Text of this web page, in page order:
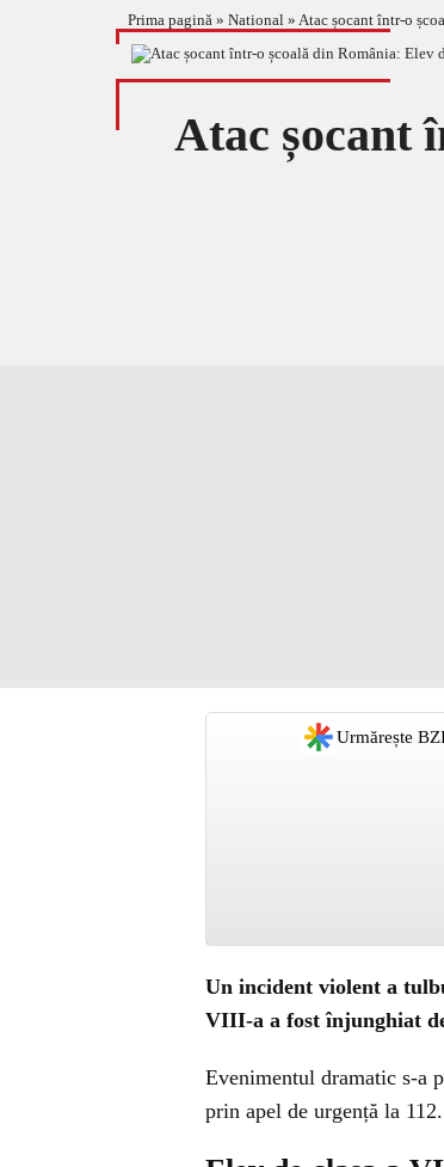
Prima pagină » National » Atac șocant într-o
Atac șocant
Urmărește
Un incident violent a
VIII-a a fost înjunghiat
Evenimentul dramatic s-a
prin apel de urgență la 112.